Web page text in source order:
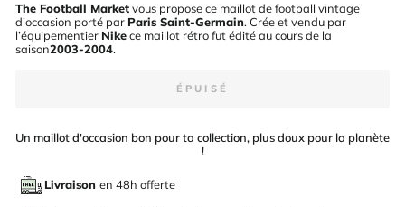
The Football Marketvous propose ce maillot de football vintage
d’occasion porté par Paris Saint-Germain. Crée et vendu par
l’équipementier Nikece maillot rétro fut édité au cours de la
saison2003-2004.
ÉPUISÉ
Un maillot d'occasion bon pour ta collection, plus doux pour la planète
!
Livraison en 48h offerte